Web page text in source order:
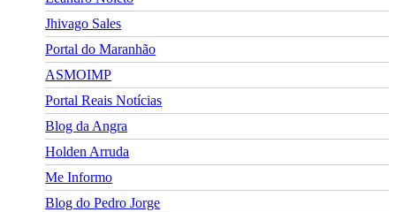
Jhivago Sales
Portal do Maranhão
ASMOIMP
Portal Reais Notí­cias
Blog da Angra
Holden Arruda
Me Informo
Blog do Pedro Jorge